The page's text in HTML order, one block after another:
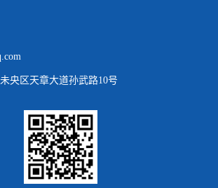
央区天章大道孙武路10号